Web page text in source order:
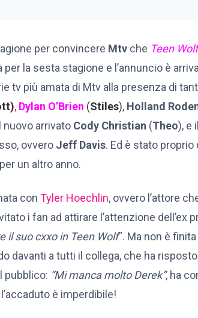
per convincere Mtv che Teen Wolf
la sesta stagione e l’annuncio è
tv più amata di Mtv alla presenza di
, Dylan O’Brien (Stiles), Holland
nuovo arrivato Cody Christian (Theo), e
ovvero Jeff Davis. Ed è stato proprio
un altro anno.
con Tyler Hoechlin, ovvero l’attore
i fan ad attirare l’attenzione dell’ex
il suo cxxo in Teen Wolf“. Ma non è
davanti a tutti il collega, che ha risposto;
pubblico: “Mi manca molto Derek”, ha
è imperdibile!